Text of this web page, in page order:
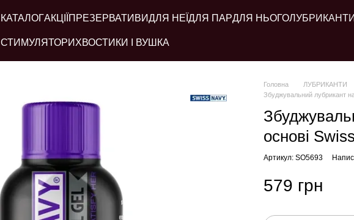
КАТАЛОГАКЦІЇ ПРЕЗЕРВАТИВИДЛЯ НЕЇ ДЛЯ ПАРДЛЯ НЬОГОЛУБРИКАНТИ
СТИМУЛЯТОРИ ХВОСТИКИ І ВУШКА
Головна ЛУБРИКАНТИ
Збуджувальний лубрикант
основі
Артикул: SO5693
579 грн